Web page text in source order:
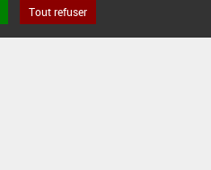
Tout refuser